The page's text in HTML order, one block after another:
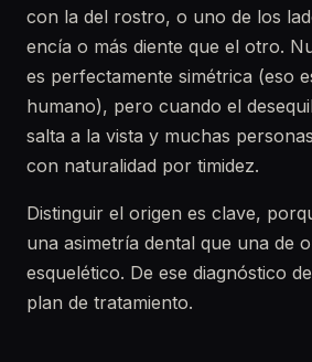
con la del rostro, o uno de los
encía o más diente que el otro.
es perfectamente simétrica (eso
humano), pero cuando el
salta a la vista y muchas
con naturalidad por timidez.
Distinguir el origen es clave,
una asimetría dental que una de
esquelético. De ese diagnóstico
plan de tratamiento.